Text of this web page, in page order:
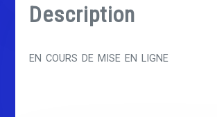
Description
EN COURS DE MISE EN LIGNE